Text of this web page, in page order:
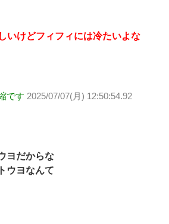
いけどフィフィには冷たいよな
です 2025/07/07(月) 12:50:54.92
ヨだからな
ウヨなんて